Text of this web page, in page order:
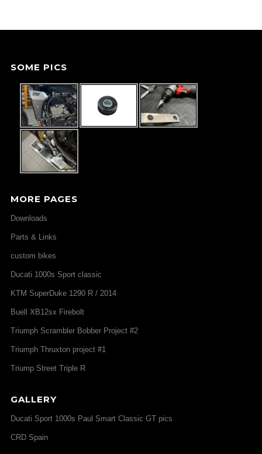
SOME PICS
MORE PAGES
Downloads
Parts & Links
custom bikes
Ducati 1000s Sport classic
KTM SuperDuke 1290 R / 2014
Buell XB12sx Firebolt
Triumph Scrambler Bobber Project #2
Triumph Thruxton project #1
Triump Street Triple R
GALLERY
Ducati Sport 1000s Paul Smart Classic GT pics
CRD Spain